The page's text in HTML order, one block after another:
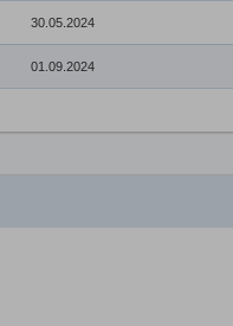
30.05.2024
01.09.2024